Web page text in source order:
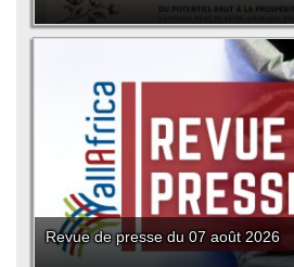
Revue de presse du 07 août 2026